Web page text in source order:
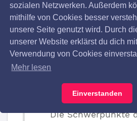
sozialen Netzwerken. Außerdem
mithilfe von Cookies besser
unsere Seite genutzt wird. Durch
unserer Website erklärst du dich
Verwendung von Cookies
Mehr lesen
Einverstanden
Es werden
Veranstaltungen
durchgeführt. Bis
Veranstaltungen
im Fritz-Henßler-
Wie sind die
Programms /
Leidenschaft des Fritz-
Hauses?
Die Schwerpunkte